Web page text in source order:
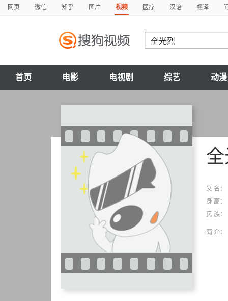
网页 微信 知乎 图片 视频 医疗 汉语 翻译
首页 电影 电视剧 综艺 动漫
又 名：
身 高：
民 族：
简 介：